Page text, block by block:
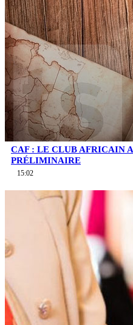
CAF : LE CLUB AFRICAIN
PRÉLIMINAIRE
15:02